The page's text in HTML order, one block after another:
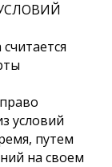
условий
путем
на своем